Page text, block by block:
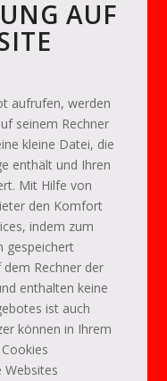
AUF
aufrufen, werden
seinem Rechner
kleine Datei, die
enthält und Ihren
Mit Hilfe von
den Komfort
indem zum
gespeichert
Rechner der
enthalten keine
ist auch
können in Ihrem